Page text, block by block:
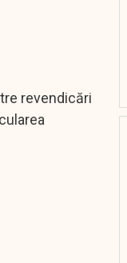
revendicări